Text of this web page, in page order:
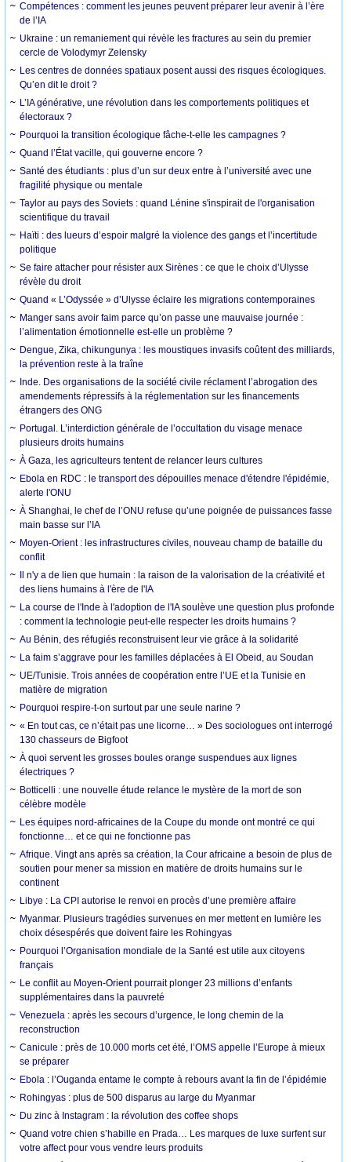
Compétences : comment les jeunes peuvent préparer leur avenir à l’ère
de l’IA
Ukraine : un remaniement qui révèle les fractures au sein du premier
cercle de Volodymyr Zelensky
Les centres de données spatiaux posent aussi des risques écologiques.
Qu’en dit le droit ?
L’IA générative, une révolution dans les comportements politiques et
électoraux ?
Pourquoi la transition écologique fâche-t-elle les campagnes ?
Quand l’État vacille, qui gouverne encore ?
Santé des étudiants : plus d’un sur deux entre à l’université avec une
fragilité physique ou mentale
Taylor au pays des Soviets : quand Lénine s'inspirait de l'organisation
scientifique du travail
Haïti : des lueurs d’espoir malgré la violence des gangs et l’incertitude
politique
Se faire attacher pour résister aux Sirènes : ce que le choix d’Ulysse
révèle du droit
Quand « L’Odyssée » d’Ulysse éclaire les migrations contemporaines
Manger sans avoir faim parce qu’on passe une mauvaise journée :
l’alimentation émotionnelle est-elle un problème ?
Dengue, Zika, chikungunya : les moustiques invasifs coûtent des milliards,
la prévention reste à la traîne
Inde. Des organisations de la société civile réclament l’abrogation des
amendements répressifs à la réglementation sur les financements
étrangers des ONG
Portugal. L’interdiction générale de l’occultation du visage menace
plusieurs droits humains
À Gaza, les agriculteurs tentent de relancer leurs cultures
Ebola en RDC : le transport des dépouilles menace d'étendre l'épidémie,
alerte l'ONU
À Shanghai, le chef de l’ONU refuse qu’une poignée de puissances fasse
main basse sur l’IA
Moyen-Orient : les infrastructures civiles, nouveau champ de bataille du
conflit
Il n'y a de lien que humain : la raison de la valorisation de la créativité et
des liens humains à l'ère de l'IA
La course de l'Inde à l'adoption de l'IA soulève une question plus profonde
: comment la technologie peut-elle respecter les droits humains ?
Au Bénin, des réfugiés reconstruisent leur vie grâce à la solidarité
La faim s’aggrave pour les familles déplacées à El Obeid, au Soudan
UE/Tunisie. Trois années de coopération entre l’UE et la Tunisie en
matière de migration
Pourquoi respire-t-on surtout par une seule narine ?
« En tout cas, ce n’était pas une licorne… » Des sociologues ont interrogé
130 chasseurs de Bigfoot
À quoi servent les grosses boules orange suspendues aux lignes
électriques ?
Botticelli : une nouvelle étude relance le mystère de la mort de son
célèbre modèle
Les équipes nord-africaines de la Coupe du monde ont montré ce qui
fonctionne… et ce qui ne fonctionne pas
Afrique. Vingt ans après sa création, la Cour africaine a besoin de plus de
soutien pour mener sa mission en matière de droits humains sur le
continent
Libye : La CPI autorise le renvoi en procès d’une première affaire
Myanmar. Plusieurs tragédies survenues en mer mettent en lumière les
choix désespérés que doivent faire les Rohingyas
Pourquoi l’Organisation mondiale de la Santé est utile aux citoyens
français
Le conflit au Moyen-Orient pourrait plonger 23 millions d’enfants
supplémentaires dans la pauvreté
Venezuela : après les secours d’urgence, le long chemin de la
reconstruction
Canicule : près de 10.000 morts cet été, l’OMS appelle l’Europe à mieux
se préparer
Ebola : l’Ouganda entame le compte à rebours avant la fin de l’épidémie
Rohingyas : plus de 500 disparus au large du Myanmar
Du zinc à Instagram : la révolution des coffee shops
Quand votre chien s’habille en Prada… Les marques de luxe surfent sur
votre affect pour vous vendre leurs produits